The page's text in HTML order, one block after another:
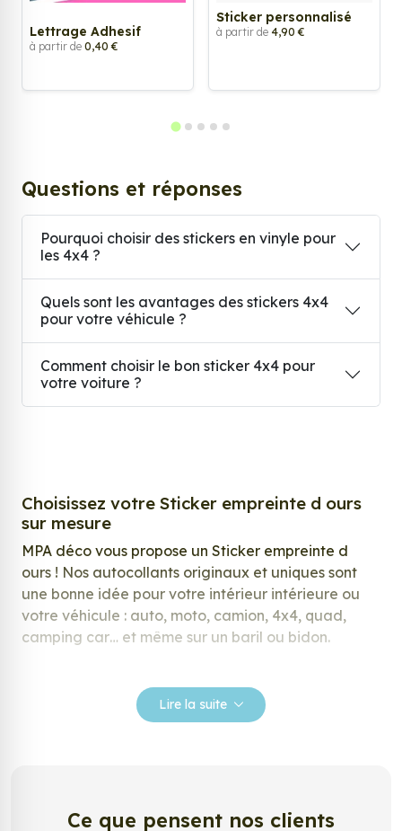
Lettrage Adhesif
à partir de 0,40 €
Sticker personnalisé
à partir de 4,90 €
Questions et réponses
Pourquoi choisir des stickers en vinyle pour
les 4x4 ?
Quels sont les avantages des stickers 4x4
pour votre véhicule ?
Comment choisir le bon sticker 4x4 pour
votre voiture ?
Choisissez votre Sticker empreinte d ours
sur mesure
MPA déco vous propose un Sticker empreinte d
ours ! Nos autocollants originaux et uniques sont
une bonne idée pour votre intérieur intérieure ou
votre véhicule : auto, moto, camion, 4x4, quad,
camping car… et même sur un baril ou bidon.
répondre à vos attentes, laissez vous inspirer parmi
notre large gamme de stickers.
solution ! Les stickers muraux Sticker empreinte d
Lire la suite
Ce que pensent nos clients